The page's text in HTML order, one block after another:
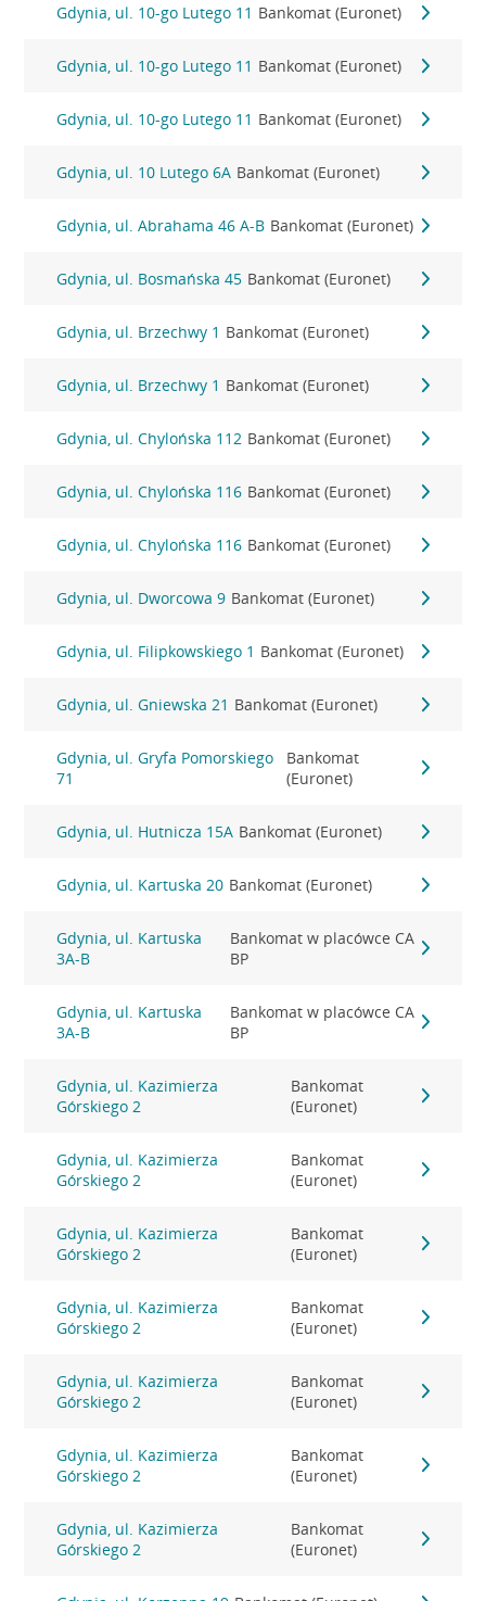
Gdynia, ul. 10-go Lutego 11 Bankomat (Euronet)
Gdynia, ul. 10-go Lutego 11 Bankomat (Euronet)
Gdynia, ul. 10-go Lutego 11 Bankomat (Euronet)
Gdynia, ul. 10 Lutego 6A Bankomat (Euronet)
Gdynia, ul. Abrahama 46 A-B Bankomat (Euronet)
Gdynia, ul. Bosmańska 45 Bankomat (Euronet)
Gdynia, ul. Brzechwy 1 Bankomat (Euronet)
Gdynia, ul. Brzechwy 1 Bankomat (Euronet)
Gdynia, ul. Chylońska 112 Bankomat (Euronet)
Gdynia, ul. Chylońska 116 Bankomat (Euronet)
Gdynia, ul. Chylońska 116 Bankomat (Euronet)
Gdynia, ul. Dworcowa 9 Bankomat (Euronet)
Gdynia, ul. Filipkowskiego 1 Bankomat (Euronet)
Gdynia, ul. Gniewska 21 Bankomat (Euronet)
Gdynia, ul. Gryfa Pomorskiego
71
Bankomat
(Euronet)
Gdynia, ul. Hutnicza 15A Bankomat (Euronet)
Gdynia, ul. Kartuska 20 Bankomat (Euronet)
Gdynia, ul. Kartuska
3A-B
Bankomat w placówce CA
BP
Gdynia, ul. Kartuska
3A-B
Bankomat w placówce CA
BP
Gdynia, ul. Kazimierza
Górskiego 2
Bankomat
(Euronet)
Gdynia, ul. Kazimierza
Górskiego 2
Bankomat
(Euronet)
Gdynia, ul. Kazimierza
Górskiego 2
Bankomat
(Euronet)
Gdynia, ul. Kazimierza
Górskiego 2
Bankomat
(Euronet)
Gdynia, ul. Kazimierza
Górskiego 2
Bankomat
(Euronet)
Gdynia, ul. Kazimierza
Górskiego 2
Bankomat
(Euronet)
Gdynia, ul. Kazimierza
Górskiego 2
Bankomat
(Euronet)